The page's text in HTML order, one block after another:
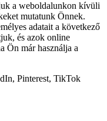
a weboldalunkon kívüli
mutatunk Önnek.
adatait a következő
és azok online
Ön már használja a
Pinterest, TikTok